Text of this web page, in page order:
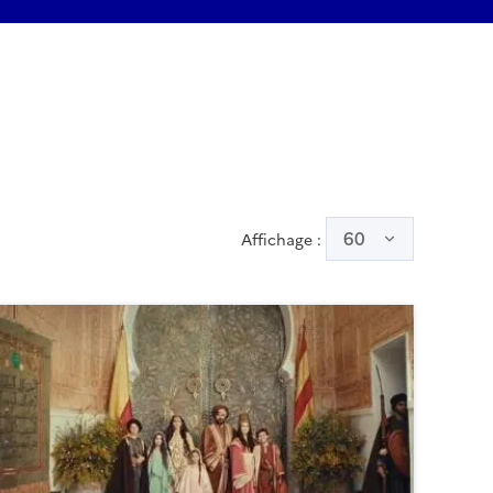
Affichage : 60